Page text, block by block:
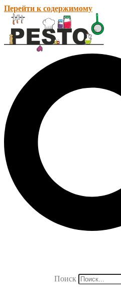
Перейти к содержимому
Поиск